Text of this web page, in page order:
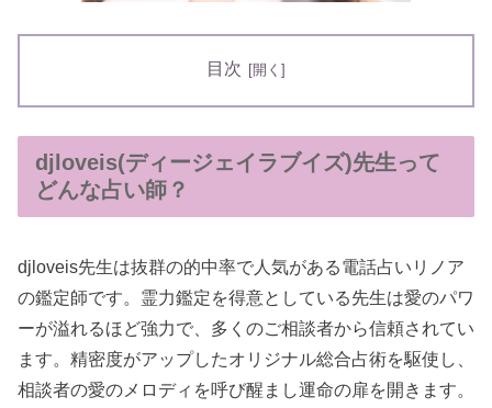
目次
djloveis(ディージェイラブイズ)先生って
どんな占い師？
djloveis先生は抜群の的中率で人気がある電話占いリノア
の鑑定師です。霊力鑑定を得意としている先生は愛のパワ
ーが溢れるほど強力で、多くのご相談者から信頼されてい
ます。精密度がアップしたオリジナル総合占術を駆使し、
相談者の愛のメロディを呼び醒まし運命の扉を開きます。